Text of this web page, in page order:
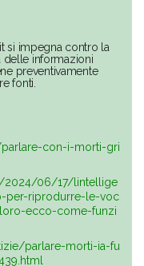
si impegna contro la
delle informazioni
preventivamente
fonti.
con-i-morti-gri
2024/06/17/lintellige
per-riprodurre-le-voc
ecco-come-funzi
parlare-morti-ia-fu